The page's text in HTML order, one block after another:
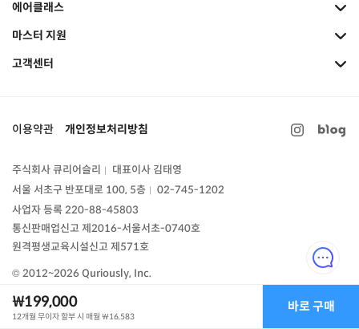
₩199,000
12개월 무이자 할부 시 매월 ₩16,583
바로 구매
에어클래스
마스터 지원
고객센터
이용약관 개인정보처리방침
주식회사 큐리어슬리 |
대표이사 김태영
서울 서초구 반포대로 100, 5층 |
02-745-1202
사업자 등록 220-88-45803
통신판매업신고제2016-서울서초-0740호
원격평생교육시설신고 제571호
© 2012~2026 Quriously, Inc.